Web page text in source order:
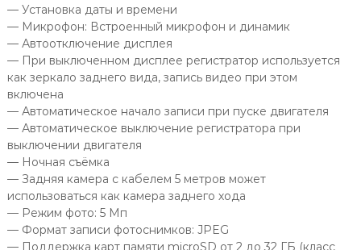
— Установка даты и времени
— Микрофон: Встроенный микрофон и динамик
— Автоотключение дисплея
— При выключенном дисплее регистратор используется
как зеркало заднего вида, запись видео при этом
включена
— Автоматическое начало записи при пуске двигателя
— Автоматическое выключение регистратора при
выключении двигателя
— Ночная съёмка
— Задняя камера с кабелем 5 метров может
использоваться как камера заднего хода
— Режим фото: 5 Мп
— Формат записи фотоснимков: JPEG
— Поддержка карт памяти microSD от 2 до 32 ГБ (класс